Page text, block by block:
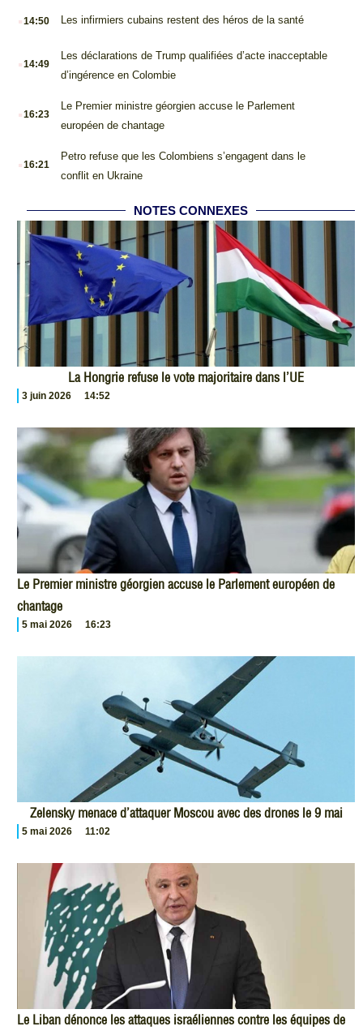
.14:50 Les infirmiers cubains restent des héros de la santé
.14:49
Les déclarations de Trump qualifiées d’acte inacceptable
d’ingérence en Colombie
.16:23
Le Premier ministre géorgien accuse le Parlement
européen de chantage
.16:21
Petro refuse que les Colombiens s’engagent dans le
conflit en Ukraine
NOTES CONNEXES
La Hongrie refuse le vote majoritaire dans l’UE
3 juin 2026 14:52
Le Premier ministre géorgien accuse le Parlement européen de
chantage
5 mai 2026 16:23
Zelensky menace d’attaquer Moscou avec des drones le 9 mai
5 mai 2026 11:02
Le Liban dénonce les attaques israéliennes contre les équipes de